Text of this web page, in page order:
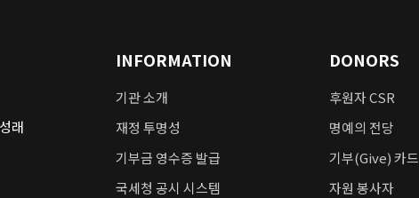
래
INFORMATION
기관 소개
재정 투명성
기부금 영수증 발급
국세청 공시 시스템
DONORS
후원자 CSR
명예의 전당
기부(Give) 카드
자원 봉사자